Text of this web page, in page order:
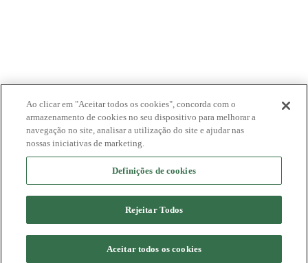
Ao clicar em "Aceitar todos os cookies", concorda com o
armazenamento de cookies no seu dispositivo para melhorar a
navegação no site, analisar a utilização do site e ajudar nas
nossas iniciativas de marketing.
Definições de cookies
Rejeitar Todos
Aceitar todos os cookies